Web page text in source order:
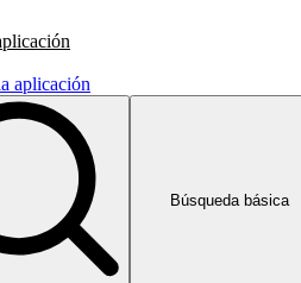
aplicación
Búsqueda básica